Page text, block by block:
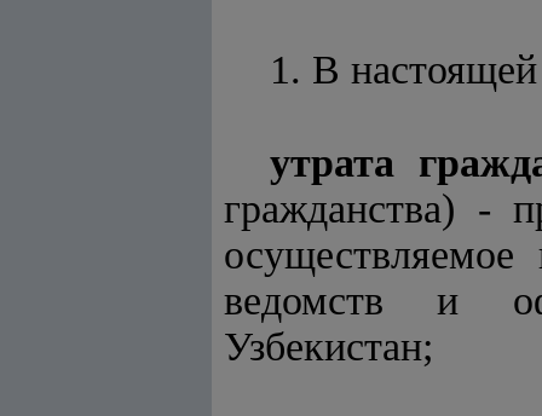
1. В
утрата
гражданства) -
ведомств и
Узбекистан;